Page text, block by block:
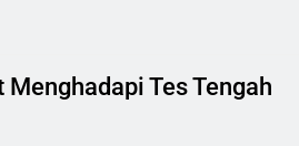
Tes Tengah